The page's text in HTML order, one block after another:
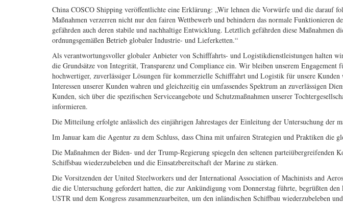
China COSCO Shipping veröffentlichte eine Erklärung: „Wir lehnen die Vorwürfe und die darauf
Maßnahmen verzerren nicht nur den fairen Wettbewerb und behindern das normale Funktionieren
gefährden auch deren stabile und nachhaltige Entwicklung. Letztlich gefährden diese Maßnahmen
ordnungsgemäßen Betrieb globaler Industrie- und Lieferketten.“
Als verantwortungsvoller globaler Anbieter von Schifffahrts- und Logistikdienstleistungen halten
die Grundsätze von Integrität, Transparenz und Compliance ein. Wir bleiben unserem
hochwertiger, zuverlässiger Lösungen für kommerzielle Schifffahrt und Logistik für unsere
Interessen unserer Kunden wahren und gleichzeitig ein umfassendes Spektrum an zuverlässigen
Kunden, sich über die spezifischen Serviceangebote und Schutzmaßnahmen unserer
informieren.
Die Mitteilung erfolgte anlässlich des einjährigen Jahrestages der Einleitung der Untersuchung der
Im Januar kam die Agentur zu dem Schluss, dass China mit unfairen Strategien und Praktiken die
Die Maßnahmen der Biden- und der Trump-Regierung spiegeln den seltenen parteiübergreifenden
Schiffsbau wiederzubeleben und die Einsatzbereitschaft der Marine zu stärken.
Die Vorsitzenden der United Steelworkers und der International Association of Machinists and
die die Untersuchung gefordert hatten, die zur Ankündigung vom Donnerstag führte, begrüßten
USTR und dem Kongress zusammenzuarbeiten, um den inländischen Schiffbau wiederzubeleben